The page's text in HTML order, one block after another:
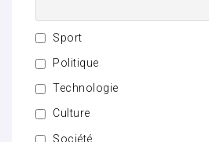
Sport
Politique
Technologie
Culture
Société